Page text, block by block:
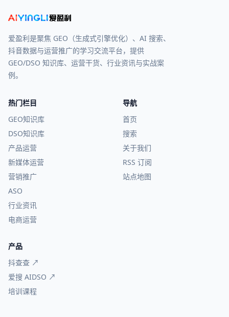
爱盈利是聚焦 GEO（生成式引擎优化）、AI 搜索、
抖音数据与运营推广的学习交流平台，提供
GEO/DSO 知识库、运营干货、行业资讯与实战案
例。
热门栏目
GEO知识库
DSO知识库
产品运营
新媒体运营
营销推广
ASO
行业资讯
电商运营
导航
首页
搜索
关于我们
RSS 订阅
站点地图
产品
抖查查 ↗
爱搜 AIDSO ↗
培训课程